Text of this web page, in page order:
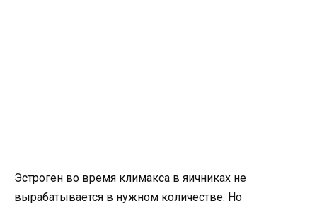
Эстроген во время климакса в яичниках не
вырабатывается в нужном количестве. Но